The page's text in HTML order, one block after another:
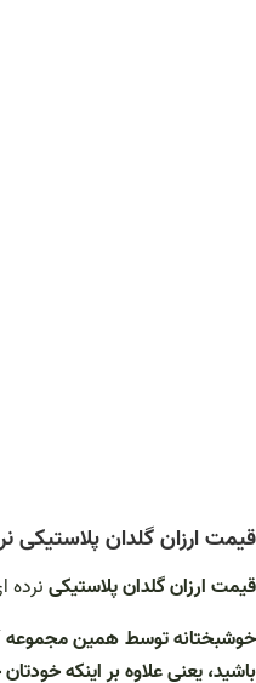
قیمت ارزان گلدان پلاستیکی
قیمت ارزان گلدان پلاستیکینرده
خوشبختانه توسط همین مجموعه
باشید، یعنی علاوه بر اینکه